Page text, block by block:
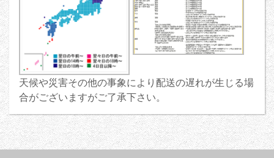
天候や災害その他の事象により配送の遅れが生じる場
合がございますがご了承下さい。